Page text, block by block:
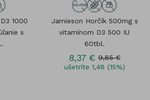
1000
s
Jamieson Horčík 500mg s
vitamínom D3 500 IU
60tbl.
8,37 € 9,85 €
ušetríte 1,48 (15%)